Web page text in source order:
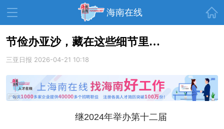
海南在线
资讯中心 热点
文体 财经
教育 健康 房产
美食
节俭办亚沙，藏在这些细节里…
三亚日报 2026-04-21 10:18
继2024年举办第十二届